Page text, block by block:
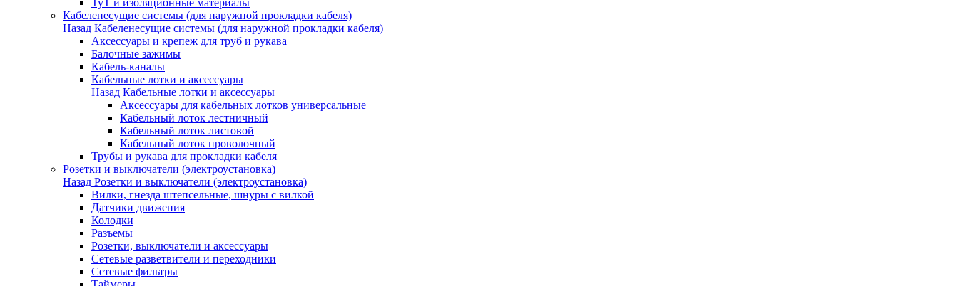
ТуТ и изоляционные материалы
Кабеленесущие системы (для наружной прокладки кабеля)
Назад Кабеленесущие системы (для наружной прокладки кабеля)
Аксессуары и крепеж для труб и рукава
Балочные зажимы
Кабель-каналы
Кабельные лотки и аксессуары
Назад Кабельные лотки и аксессуары
Аксессуары для кабельных лотков универсальные
Кабельный лоток лестничный
Кабельный лоток листовой
Кабельный лоток проволочный
Трубы и рукава для прокладки кабеля
Розетки и выключатели (электроустановка)
Назад Розетки и выключатели (электроустановка)
Вилки, гнезда штепсельные, шнуры с вилкой
Датчики движения
Колодки
Разъемы
Розетки, выключатели и аксессуары
Сетевые разветвители и переходники
Сетевые фильтры